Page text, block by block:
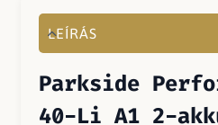
LEÍRÁS
Parkside
40-Li A1 2-